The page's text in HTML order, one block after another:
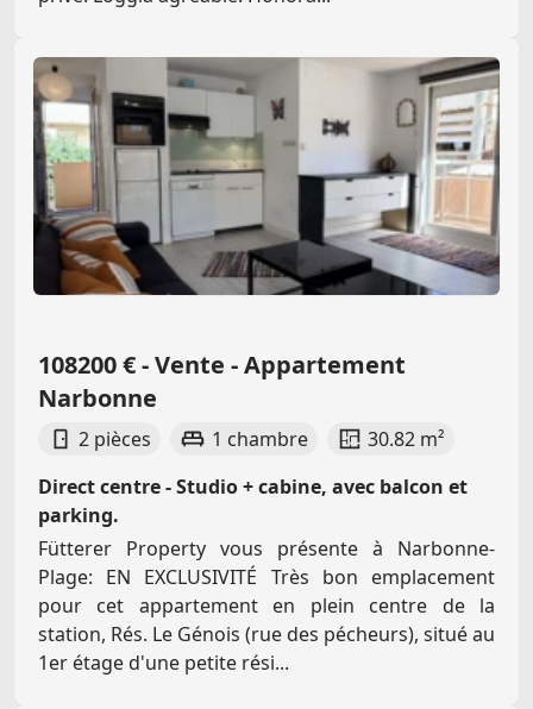
108200 € - Vente - Appartement
Narbonne
2 pièces 1 chambre
30.82 m²
Direct centre - Studio + cabine, avec balcon et
parking.
Fütterer Property vous présente à Narbonne-
Plage: EN EXCLUSIVITÉ Très bon emplacement
pour cet appartement en plein centre de la
station, Rés. Le Génois (rue des pécheurs), situé au
1er étage d'une petite rési...